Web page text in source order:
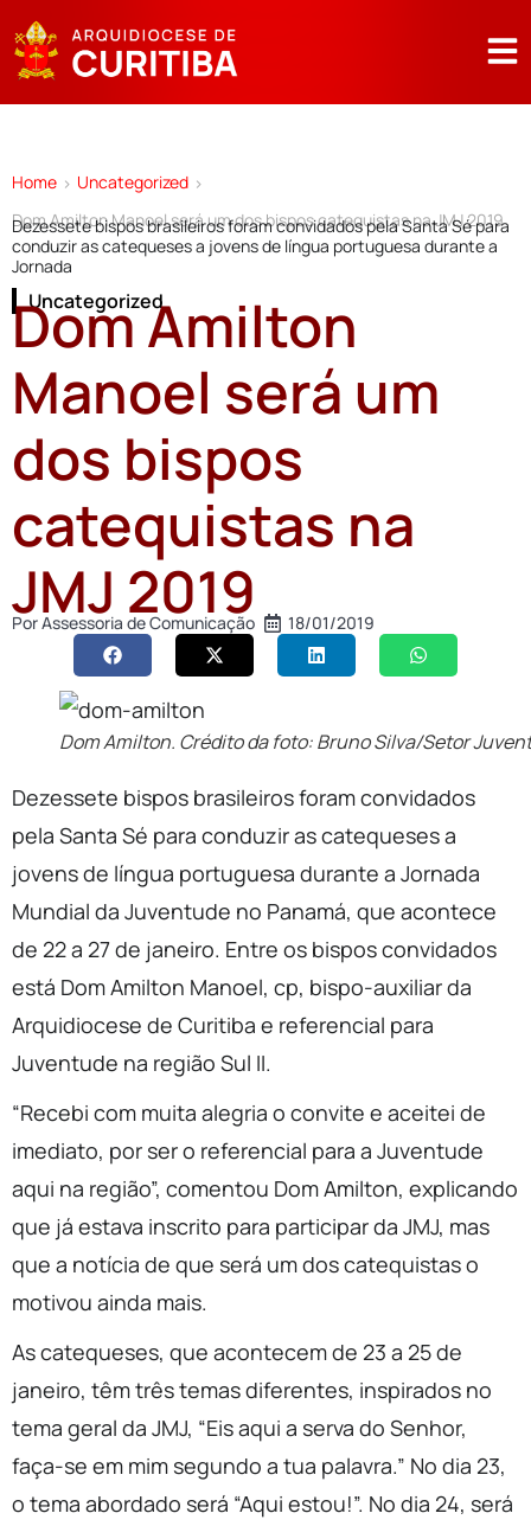
Home > Uncategorized >
Dom Amilton Manoel será um dos bispos catequistas na JMJ 2019
Dezessete bispos brasileiros foram convidados pela Santa Sé para
conduzir as catequeses a jovens de língua portuguesa durante a
Jornada
Uncategorized
Dom Amilton
Manoel será um
dos bispos
catequistas na
JMJ 2019
PorAssessoria de Comunicação 18/01/2019
Dom Amilton. Crédito da foto: Bruno Silva/Setor
Dezessete bispos brasileiros foram convidados
pela Santa Sé para conduzir as catequeses a
jovens de língua portuguesa durante a Jornada
Mundial da Juventude no Panamá, que acontece
de 22 a 27 de janeiro. Entre os bispos convidados
está Dom Amilton Manoel, cp, bispo-auxiliar da
Arquidiocese de Curitiba e referencial para
Juventude na região Sul II.
“Recebi com muita alegria o convite e aceitei de
imediato, por ser o referencial para a Juventude
aqui na região”, comentou Dom Amilton, explicando
que já estava inscrito para participar da JMJ, mas
que a notícia de que será um dos catequistas o
motivou ainda mais.
As catequeses, que acontecem de 23 a 25 de
janeiro, têm três temas diferentes, inspirados no
tema geral da JMJ, “Eis aqui a serva do Senhor,
faça-se em mim segundo a tua palavra.” No dia 23,
o tema abordado será “Aqui estou!”. No dia 24, será